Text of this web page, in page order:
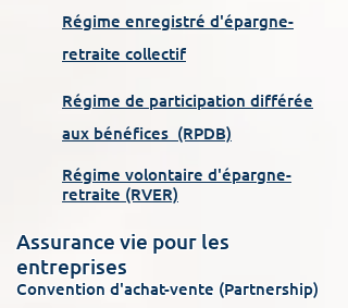
Régime enregistré d'épargne-
retraite collectif
Régime de participation différée
aux bénéfices (RPDB)
Régime volontaire d'épargne-
retraite (RVER)
Assurance vie pour les
entreprises
Convention d'achat-vente (Partnership)